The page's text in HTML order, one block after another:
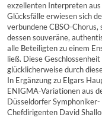
exzellenten Interpreten
Glücksfälle erwiesen sich
verbundene CBSO-Chorus,
dessen souveräne,
alle Beteiligten zu einem
ließ. Diese
glücklicherweise durch
In Ergänzung zu Elgars
ENIGMA-Variationen aus
Düsseldorfer
Chefdirigenten David